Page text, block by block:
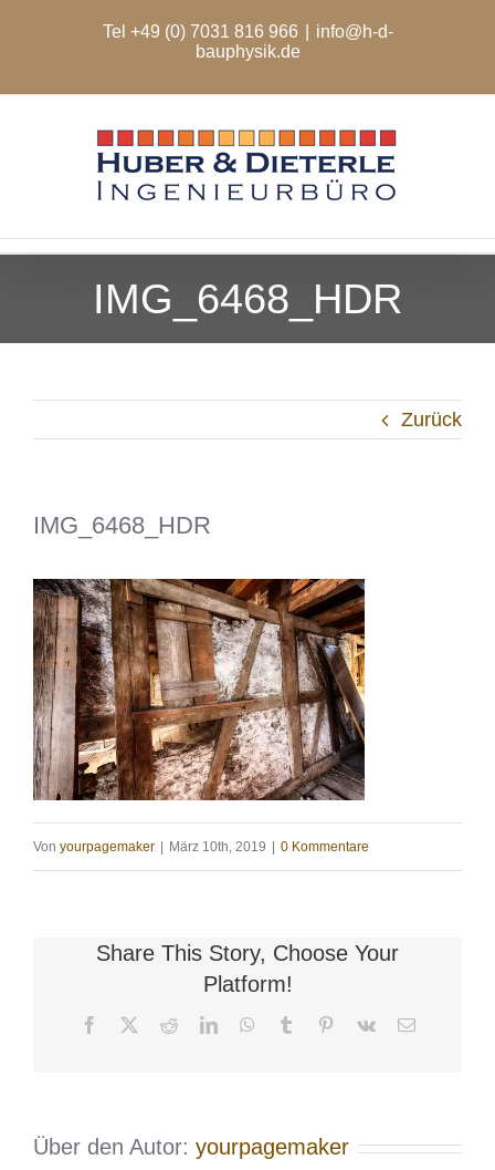
Tel +49 (0) 7031 816 966
info@h-d-
bauphysik.de
IMG_6468_HDR
Zurück
IMG_6468_HDR
Von yourpagemaker März 10th, 2019 0 Kommentare
Share This Story, Choose Your
Platform!
Facebook RedditLinkedInWhatsApp
Tumblr Pinterest
Vk
E-
Über den Autor: yourpagemaker